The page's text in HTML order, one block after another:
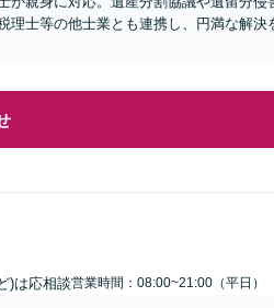
士等の他士業とも連携し、円満な解決
)は応相談営業時間：08:00~21:00（平日）